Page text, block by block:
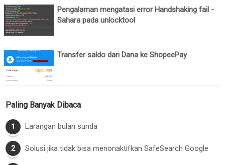
Pengalaman mengatasi error Handshaking fail -
Sahara pada unlocktool
Transfer saldo dari Dana ke ShopeePay
Paling Banyak Dibaca
Larangan bulan sunda
Solusi jika tidak bisa menonaktifkan SafeSearch Google